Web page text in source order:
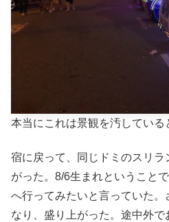
本当にこれは景観を汚している
宿に戻って、同じドミのスリ
がった。8/6生まれということ
へ行ってみたいと言っていた
なり、盛り上がった。途中外